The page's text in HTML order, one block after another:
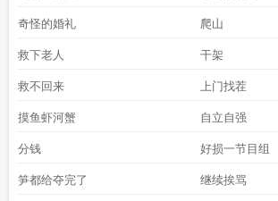
奇怪的婚礼 爬山
救下老人 干架
救不回来 上门找茬
摸鱼虾河蟹 自立自强
分钱 好损一节目组
笋都给夺完了 继续挨骂